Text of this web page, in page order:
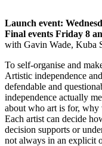
Launch event:
Final events Friday 8
with Gavin Wade, Kuba
To self-organise and
Artistic independence
defendable and
independence actually
about who art is for,
Each artist can decide
decision supports or
not always in an explicit